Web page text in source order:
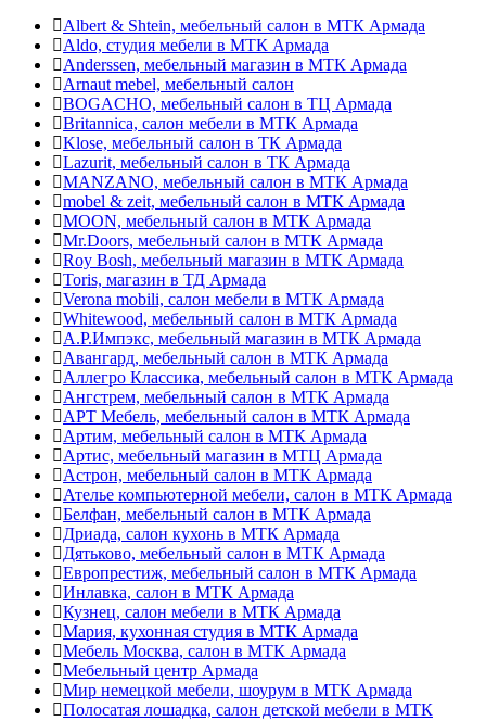
Albert & Shtein, мебельный салон в МТК Армада
Aldo, студия мебели в МТК Армада
Anderssen, мебельный магазин в МТК Армада
Arnaut mebel, мебельный салон
BOGACHO, мебельный салон в ТЦ Армада
Britannica, салон мебели в МТК Армада
Klose, мебельный салон в ТК Армада
Lazurit, мебельный салон в ТК Армада
MANZANO, мебельный салон в МТК Армада
mobel & zeit, мебельный салон в МТК Армада
MOON, мебельный салон в МТК Армада
Mr.Doors, мебельный салон в МТК Армада
Roy Bosh, мебельный магазин в МТК Армада
Toris, магазин в ТД Армада
Verona mobili, салон мебели в МТК Армада
Whitewood, мебельный салон в МТК Армада
А.Р.Импэкс, мебельный магазин в МТК Армада
Авангард, мебельный салон в МТК Армада
Аллегро Классика, мебельный салон в МТК Армада
Ангстрем, мебельный салон в МТК Армада
АРТ Мебель, мебельный салон в МТК Армада
Артим, мебельный салон в МТК Армада
Артис, мебельный магазин в МТЦ Армада
Астрон, мебельный салон в МТК Армада
Ателье компьютерной мебели, салон в МТК Армада
Белфан, мебельный салон в МТК Армада
Дриада, салон кухонь в МТК Армада
Дятьково, мебельный салон в МТК Армада
Европрестиж, мебельный салон в МТК Армада
Инлавка, салон в МТК Армада
Кузнец, салон мебели в МТК Армада
Мария, кухонная студия в МТК Армада
Мебель Москва, салон в МТК Армада
Мебельный центр Армада
Мир немецкой мебели, шоурум в МТК Армада
Полосатая лошадка, салон детской мебели в МТК